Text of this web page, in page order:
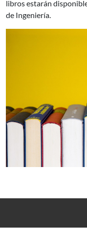
libros estarán
de Ingeniería.